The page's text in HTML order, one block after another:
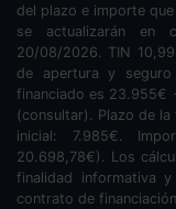
del plazo e importe
se actualizarán en
20/08/2026. TIN 10,99
de apertura y
financiado es 23.955€
(consultar). Plazo de la
inicial: 7.985€.
20.698,78€). Los
finalidad informativa
contrato de